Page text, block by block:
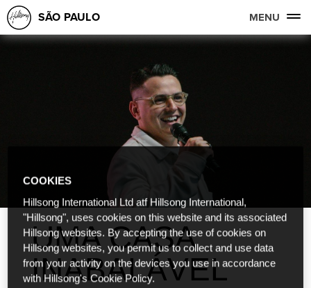
SÃO PAULO MENU
UMA CASA
INABALÁVEL
COOKIES
Hillsong International Ltd atf Hillsong International,
"Hillsong", uses cookies on this website and its associated
Hillsong websites. By accepting the use of cookies on
Hillsong websites, you permit us to collect and use data
from your activity on the devices you use in accordance
with Hillsong's Cookie Policy.